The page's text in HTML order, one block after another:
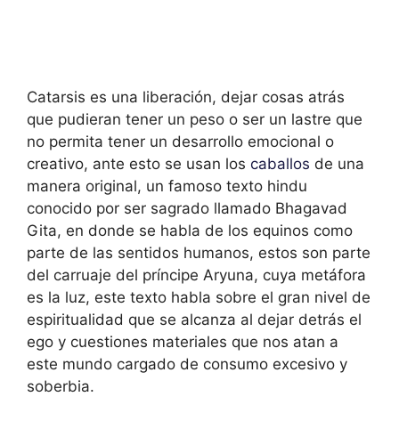
Catarsis es una liberación, dejar cosas atrás
que pudieran tener un peso o ser un lastre que
no permita tener un desarrollo emocional o
creativo, ante esto se usan los caballos de una
manera original, un famoso texto hindu
conocido por ser sagrado llamado Bhagavad
Gita, en donde se habla de los equinos como
parte de las sentidos humanos, estos son parte
del carruaje del príncipe Aryuna, cuya metáfora
es la luz, este texto habla sobre el gran nivel de
espiritualidad que se alcanza al dejar detrás el
ego y cuestiones materiales que nos atan a
este mundo cargado de consumo excesivo y
soberbia.